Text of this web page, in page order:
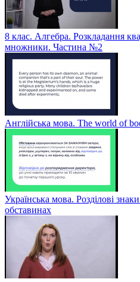
8 клас. Алгебра. Розкладання
множники. Частина №2
Англійська мова. The world of
Українська мова. Розділові
обставинах